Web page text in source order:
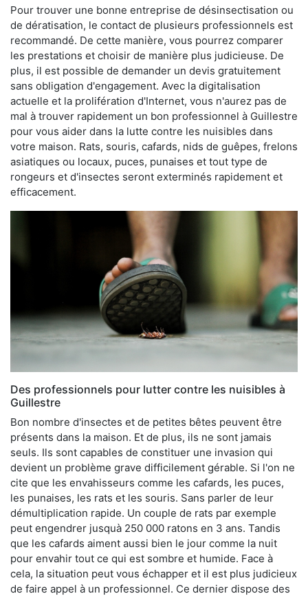
Pour trouver une bonne entreprise de désinsectisation ou
de dératisation, le contact de plusieurs professionnels est
recommandé. De cette manière, vous pourrez comparer
les prestations et choisir de manière plus judicieuse. De
plus, il est possible de demander un devis gratuitement
sans obligation d'engagement. Avec la digitalisation
actuelle et la prolifération d'Internet, vous n'aurez pas de
mal à trouver rapidement un bon professionnel à Guillestre
pour vous aider dans la lutte contre les nuisibles dans
votre maison. Rats, souris, cafards, nids de guêpes, frelons
asiatiques ou locaux, puces, punaises et tout type de
rongeurs et d'insectes seront exterminés rapidement et
efficacement.
Des professionnels pour lutter contre les nuisibles à
Guillestre
Bon nombre d'insectes et de petites bêtes peuvent être
présents dans la maison. Et de plus, ils ne sont jamais
seuls. Ils sont capables de constituer une invasion qui
devient un problème grave difficilement gérable. Si l'on ne
cite que les envahisseurs comme les cafards, les puces,
les punaises, les rats et les souris. Sans parler de leur
démultiplication rapide. Un couple de rats par exemple
peut engendrer jusquà 250 000 ratons en 3 ans. Tandis
que les cafards aiment aussi bien le jour comme la nuit
pour envahir tout ce qui est sombre et humide. Face à
cela, la situation peut vous échapper et il est plus judicieux
de faire appel à un professionnel. Ce dernier dispose des